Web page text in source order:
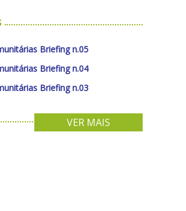
Briefing n.05
Briefing n.04
Briefing n.03
VER MAIS